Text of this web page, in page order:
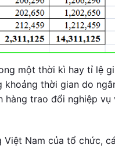
một thời kì hay tỉ lệ
thời gian do
hàng trao đổi nghiệp vụ
Nam của tổ chức,